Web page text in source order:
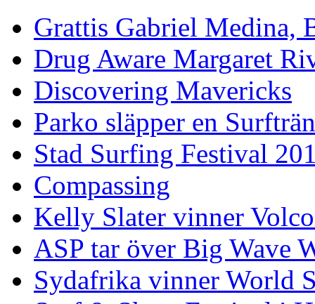
Grattis Gabriel Medina,
Drug Aware Margaret
Discovering Mavericks
Parko släpper en
Stad Surfing Festival
Compassing
Kelly Slater vinner
ASP tar över Big Wave
Sydafrika vinner World